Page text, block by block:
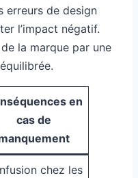
erreurs de design
l’impact négatif.
la marque par une
en
cas de
chez les